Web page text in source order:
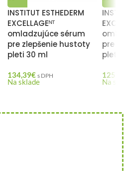
INSTITUT ESTHEDERM
EXCELLAGEᴺᵀ
omladzujúce sérum
pre zlepšenie hustoty
pleti 30 ml
134,39€ s DPH
Na sklade
pre
pleti
125,21
Na